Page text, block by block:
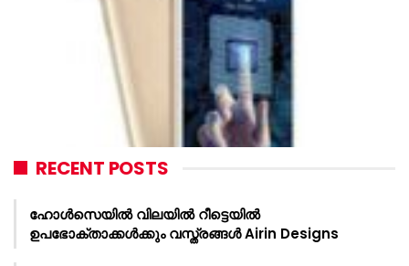
RECENT POSTS
ഹോൾസെയിൽ വിലയിൽ റീട്ടെയിൽ
ഉപഭോക്താക്കൾക്കും വസ്ത്രങ്ങൾ Airin Designs